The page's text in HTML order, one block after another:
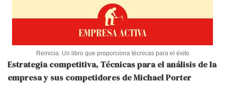
Reinicia. Un libro que proporciona técnicas para el éxito
Estrategia competitiva, Técnicas para el análisis de la
empresa y sus competidores de Michael Porter